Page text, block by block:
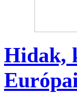
Hidak,